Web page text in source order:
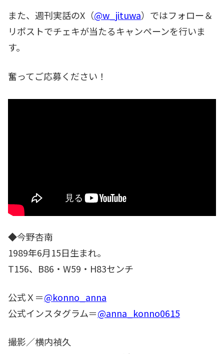
また、週刊実話のX（@w_jituwa）ではフォロー＆
リポストでチェキが当たるキャンペーンを行いま
す。
奮ってご応募ください！
◆今野杏南
1989年6月15日生まれ。
T156、B86・W59・H83センチ
公式Ｘ＝@konno_anna
公式インスタグラム＝@anna_konno0615
撮影／横内禎久